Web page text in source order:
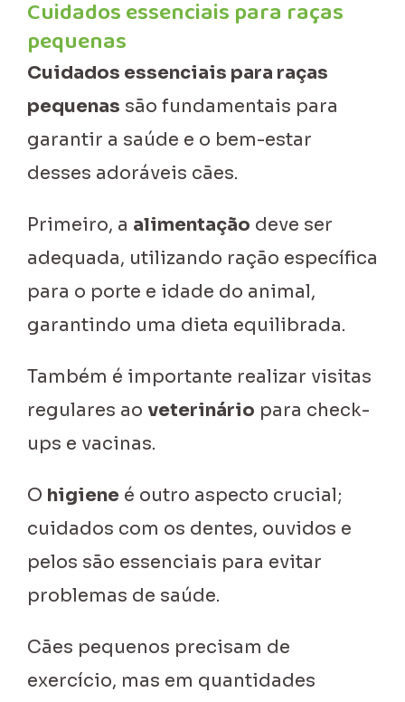
Cuidados essenciais para raças
pequenas
Cuidados essenciais para raças
pequenas são fundamentais para
garantir a saúde e o bem-estar
desses adoráveis cães.
Primeiro, a alimentação deve ser
adequada, utilizando ração específica
para o porte e idade do animal,
garantindo uma dieta equilibrada.
Também é importante realizar visitas
regulares ao veterinário para check-
ups e vacinas.
O higiene é outro aspecto crucial;
cuidados com os dentes, ouvidos e
pelos são essenciais para evitar
problemas de saúde.
Cães pequenos precisam de
exercício, mas em quantidades